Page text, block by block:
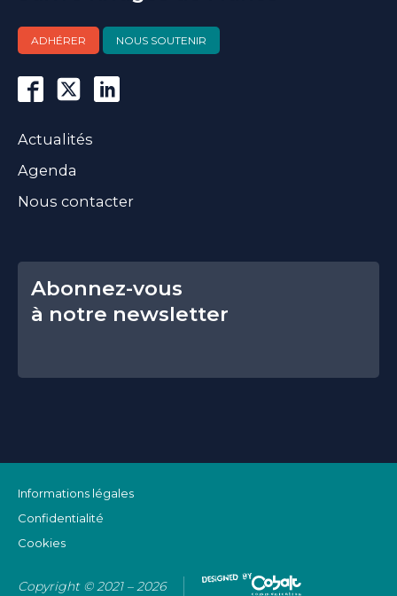
ADHÉRER NOUS SOUTENIR
Actualités
Agenda
Nous contacter
Abonnez-vous
à notre newsletter
Informations légales
Confidentialité
Cookies
Copyright © 2021 – 2026